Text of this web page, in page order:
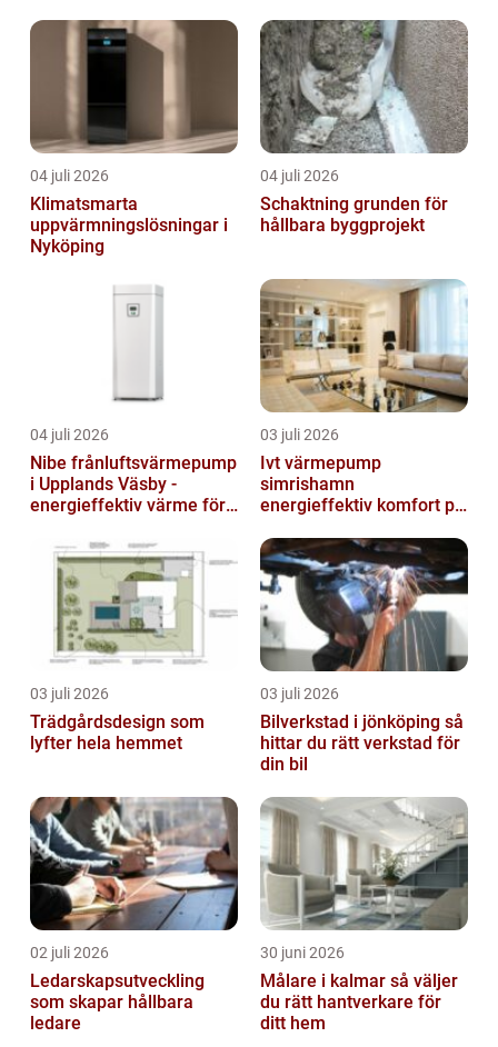
04 juli 2026
Klimatsmarta
uppvärmningslösningar i
Nyköping
04 juli 2026
Schaktning grunden för
hållbara byggprojekt
04 juli 2026
Nibe frånluftsvärmepump
i Upplands Väsby -
energieffektiv värme för
03 juli 2026
Ivt värmepump
simrishamn
energieffektiv komfort på
03 juli 2026
Trädgårdsdesign som
lyfter hela hemmet
03 juli 2026
Bilverkstad i jönköping så
hittar du rätt verkstad för
din bil
02 juli 2026
Ledarskapsutveckling
som skapar hållbara
ledare
30 juni 2026
Målare i kalmar så väljer
du rätt hantverkare för
ditt hem